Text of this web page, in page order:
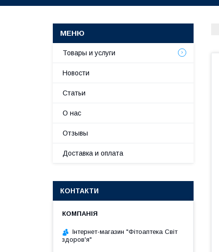
Товары и услуги
Новости
Статьи
О нас
Отзывы
Доставка и оплата
КОНТАКТИ
Інтернет-магазин "Фітоаптека Світ
здоров'я"